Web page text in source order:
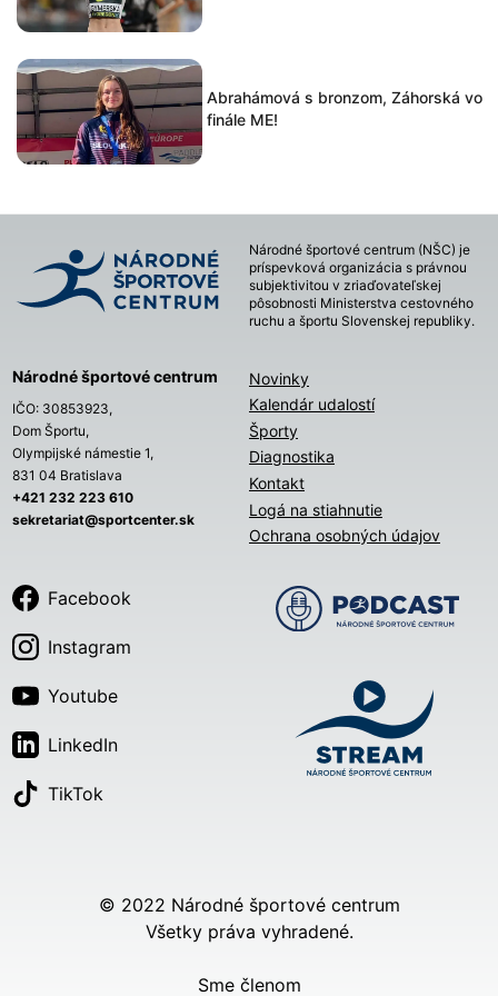
Abrahámová s bronzom, Záhorská vo
finále ME!
Národné športové centrum (NŠC) je
príspevková organizácia s právnou
subjektivitou v zriaďovateľskej
pôsobnosti Ministerstva cestovného
ruchu a športu Slovenskej republiky.
Národné športové centrum
IČO: 30853923,
Dom Športu,
Olympijské námestie 1,
831 04 Bratislava
+421 232 223 610
sekretariat@sportcenter.sk
Novinky
Kalendár udalostí
Športy
Diagnostika
Kontakt
Logá na stiahnutie
Ochrana osobných údajov
Facebook
Instagram
Youtube
LinkedIn
TikTok
© 2022 Národné športové centrum
Všetky práva vyhradené.
Sme členom